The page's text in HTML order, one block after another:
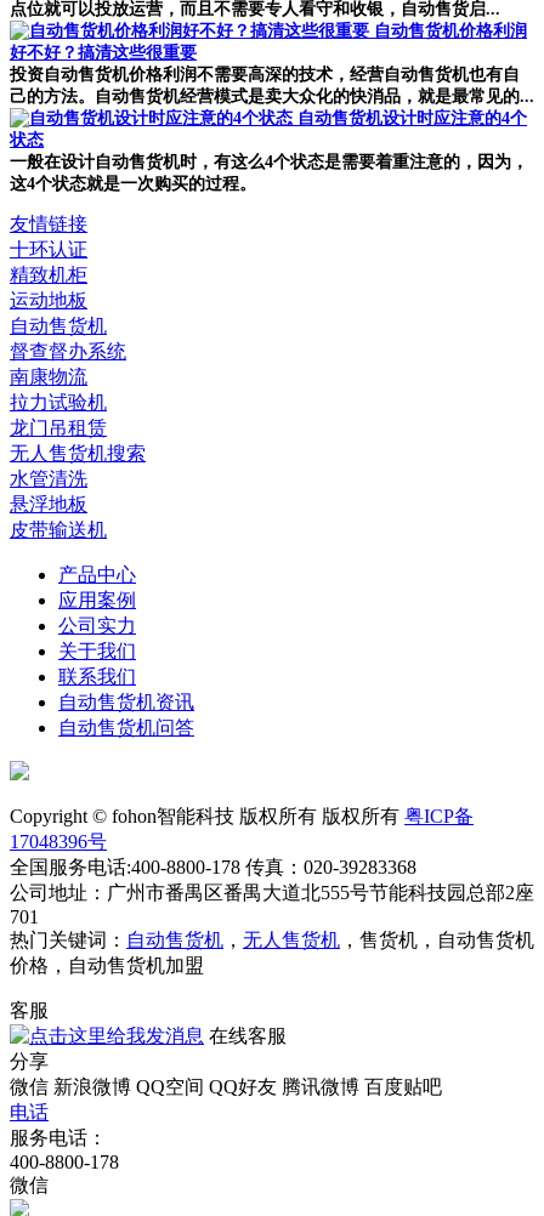
点位就可以投放运营，而且不需要专人看守和收银，自动售货启...
自动售货机价格利润
好不好？搞清这些很重要
投资自动售货机价格利润不需要高深的技术，经营自动售货机也有自
己的方法。自动售货机经营模式是卖大众化的快消品，就是最常见的...
自动售货机设计时应注意的4个
状态
一般在设计自动售货机时，有这么4个状态是需要着重注意的，因为，
这4个状态就是一次购买的过程。
友情链接
十环认证
精致机柜
运动地板
自动售货机
督查督办系统
南康物流
拉力试验机
龙门吊租赁
无人售货机搜索
水管清洗
悬浮地板
皮带输送机
产品中心
应用案例
公司实力
关于我们
联系我们
自动售货机资讯
自动售货机问答
Copyright © fohon智能科技 版权所有 版权所有 粤ICP备
17048396号
全国服务电话:400-8800-178 传真：020-39283368
公司地址：广州市番禺区番禺大道北555号节能科技园总部2座
701
热门关键词： 自动售货机 ， 无人售货机 ，售货机，自动售货机
价格，自动售货机加盟
客服
在线客服
分享
微信 新浪微博 QQ空间 QQ好友 腾讯微博 百度贴吧
电话
服务电话：
400-8800-178
微信